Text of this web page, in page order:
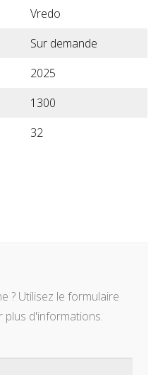
Vredo
Sur demande
2025
1300
32
? Utilisez le formulaire
plus d'informations.